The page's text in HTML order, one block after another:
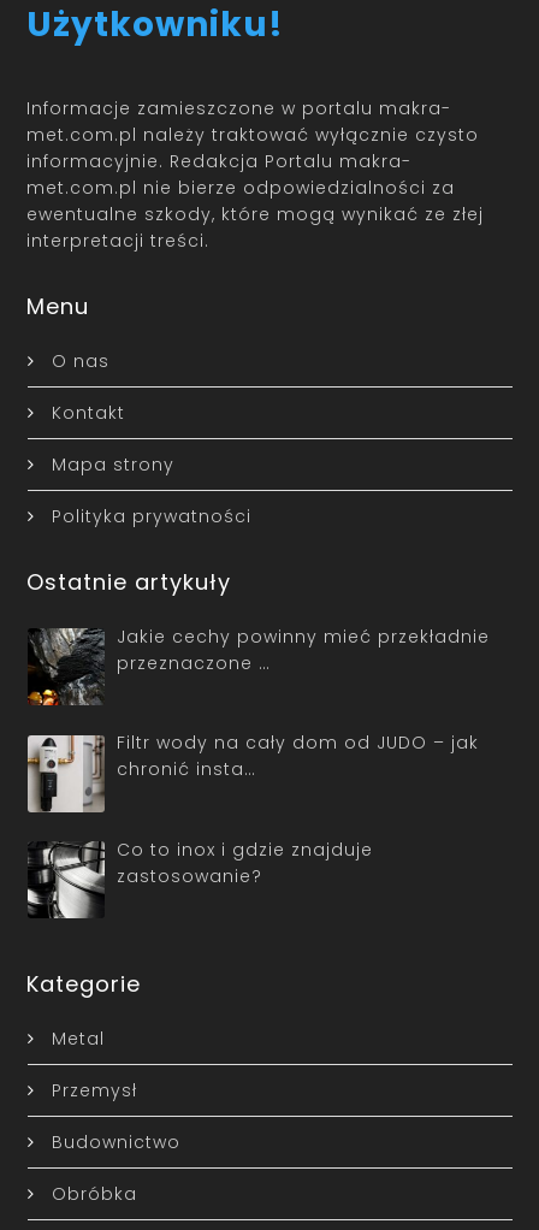
Użytkowniku!
Informacje zamieszczone w portalu makra-
met.com.pl należy traktować wyłącznie czysto
informacyjnie. Redakcja Portalu makra-
met.com.pl nie bierze odpowiedzialności za
ewentualne szkody, które mogą wynikać ze złej
interpretacji treści.
Menu
O nas
Kontakt
Mapa strony
Polityka prywatności
Ostatnie artykuły
Jakie cechy powinny mieć przekładnie
przeznaczone …
Filtr wody na cały dom od JUDO – jak
chronić insta…
Co to inox i gdzie znajduje
zastosowanie?
Kategorie
Metal
Przemysł
Budownictwo
Obróbka